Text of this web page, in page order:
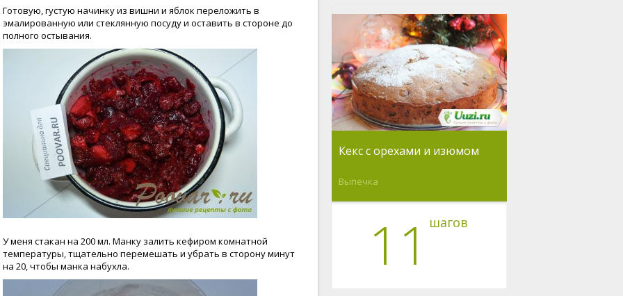
Готовую, густую начинку из вишни и яблок переложить в
эмалированную или стеклянную посуду и оставить в стороне до
полного остывания.
У меня стакан на 200 мл. Манку залить кефиром комнатной
температуры, тщательно перемешать и убрать в сторону минут
на 20, чтобы манка набухла.
Кекс с орехами и изюмом
Выпечка
11 шагов